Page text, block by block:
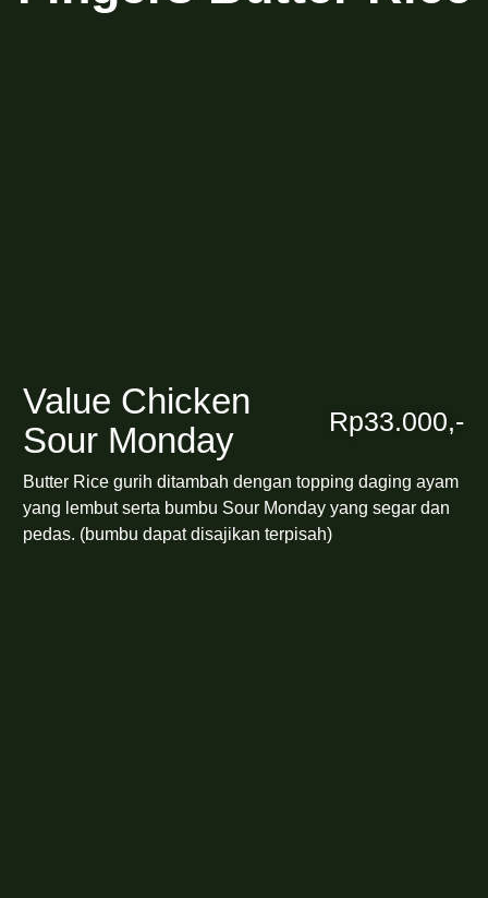
Value Chicken
Sour Monday
Rp33.000,-
Butter Rice gurih ditambah dengan topping daging ayam
yang lembut serta bumbu Sour Monday yang segar dan
pedas. (bumbu dapat disajikan terpisah)